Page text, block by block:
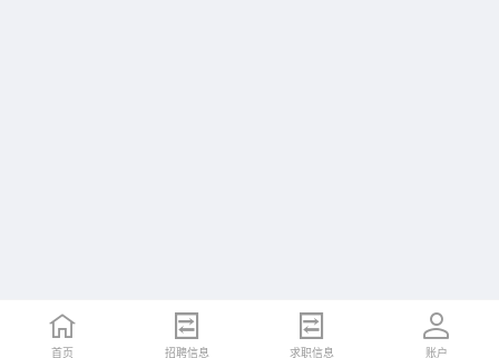
首页 招聘信息 求职信息 账户